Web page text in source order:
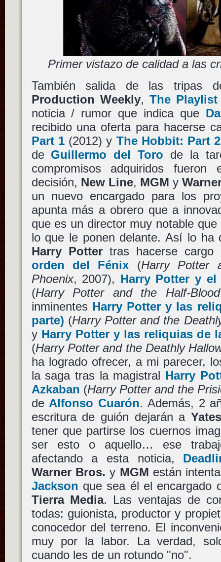
Primer vistazo de calidad a las
También salida de las tripas
Production Weekly,The Playlist
noticia / rumor que indica que
recibido una oferta para hacerse
Part 1(2012) y The Hobbit: Part 2
de Guillermo del Toro de la
compromisos adquiridos
decisión, New Line, MGM y
un nuevo encargado para los
apunta más a obrero que a
que es un director muy notable
lo que le ponen delante. Así lo ha
Harry Pottertras hacerse
orden del Fénix (Harry Potter
Phoenix, 2007), Harry Potter y
(Harry Potter and the Half-
inminentes Harry Potter y las
parte) (Harry Potter and the
y Harry Potter y las reliquias de
(Harry Potter and the Deathly
ha logrado ofrecer, a mi parecer,
la saga tras la magistral Harry
Azkaban (Harry Potter and the
de Alfonso Cuarón. Además, 2
escritura de guión dejarán a
tener que partirse los cuernos
ser esto o aquello… ese
afectando a esta noticia,
Warner Bros. y MGM están
Jackson que sea él el encargado
Tierra Media. Las ventajas de
todas: guionista, productor y
conocedor del terreno. El
muy por la labor. La verdad,
cuando les de un rotundo "no".